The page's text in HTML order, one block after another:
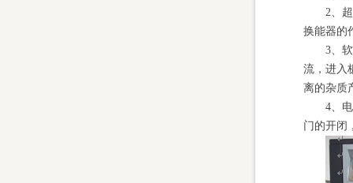
2、
换能器的
3、
流，进入
离的杂质
4、
门的开闭